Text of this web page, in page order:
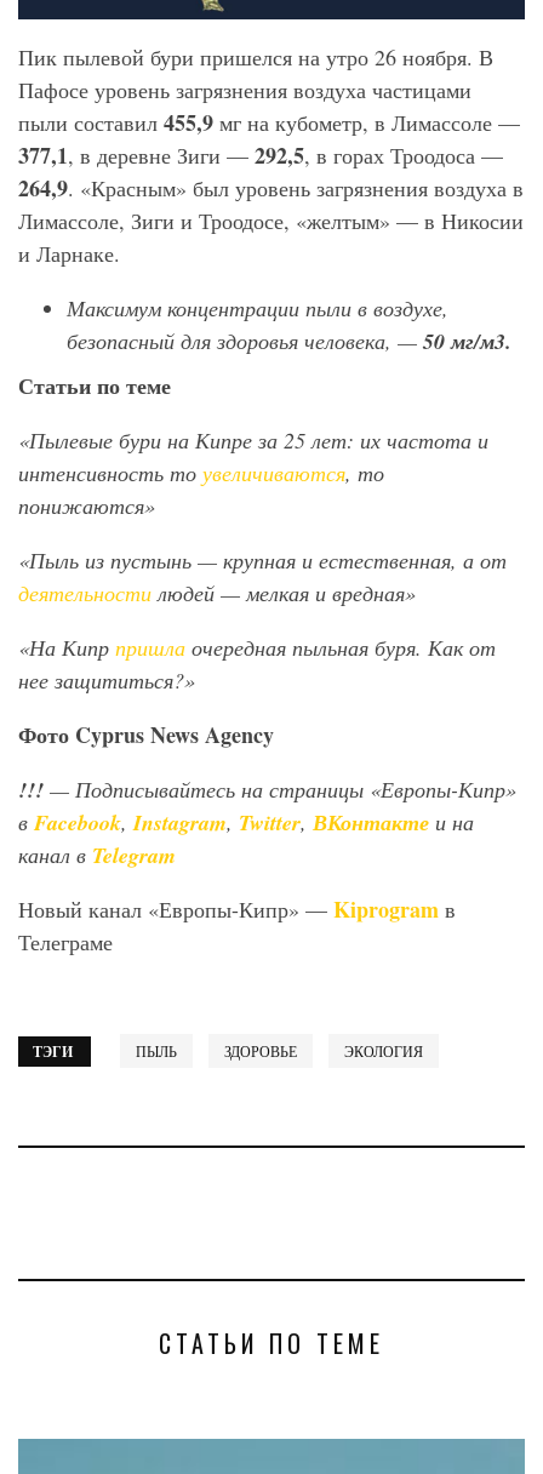
Пик пылевой бури пришелся на утро 26 ноября. В
Пафосе уровень загрязнения воздуха частицами
пыли составил 455,9 мг на кубометр, в Лимассоле —
377,1, в деревне Зиги — 292,5, в горах Троодоса —
264,9. «Красным» был уровень загрязнения воздуха в
Лимассоле, Зиги и Троодосе, «желтым» — в Никосии
и Ларнаке.
Максимум концентрации пыли в воздухе,
безопасный для здоровья человека, — 50 мг/м3.
Статьи по теме
«Пылевые бури на Кипре за 25 лет: их частота и
интенсивность то увеличиваются, то
понижаются»
«Пыль из пустынь — крупная и естественная, а от
деятельностилюдей — мелкая и вредная»
«На Кипр пришла очередная пыльная буря. Как от
нее защититься?»
Фото CyprusNewsAgency
!!! — Подписывайтесь на страницы «Европы-Кипр»
вFacebook,Instagram, Twitter, ВКонтакте и на
канал в Telegram
Новый канал «Европы-Кипр» — Kiprogram в
Телеграме
ТЭГИ ПЫЛЬ ЗДОРОВЬЕ ЭКОЛОГИЯ
СТАТЬИ ПО ТЕМЕ